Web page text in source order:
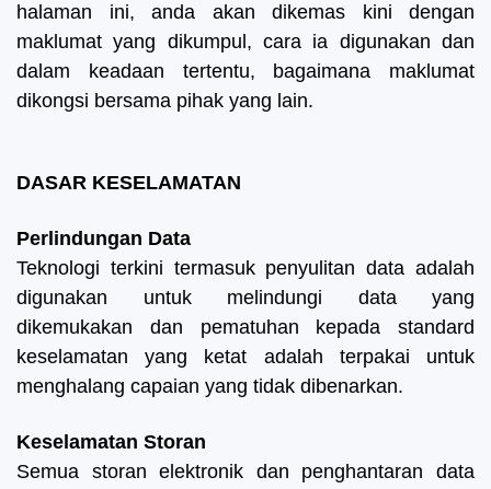
halaman ini, anda akan dikemas kini dengan
maklumat yang dikumpul, cara ia digunakan dan
dalam keadaan tertentu, bagaimana maklumat
dikongsi bersama pihak yang lain.
DASAR KESELAMATAN
Perlindungan Data
Teknologi terkini termasuk penyulitan data adalah
digunakan untuk melindungi data yang
dikemukakan dan pematuhan kepada standard
keselamatan yang ketat adalah terpakai untuk
menghalang capaian yang tidak dibenarkan.
Keselamatan Storan
Semua storan elektronik dan penghantaran data